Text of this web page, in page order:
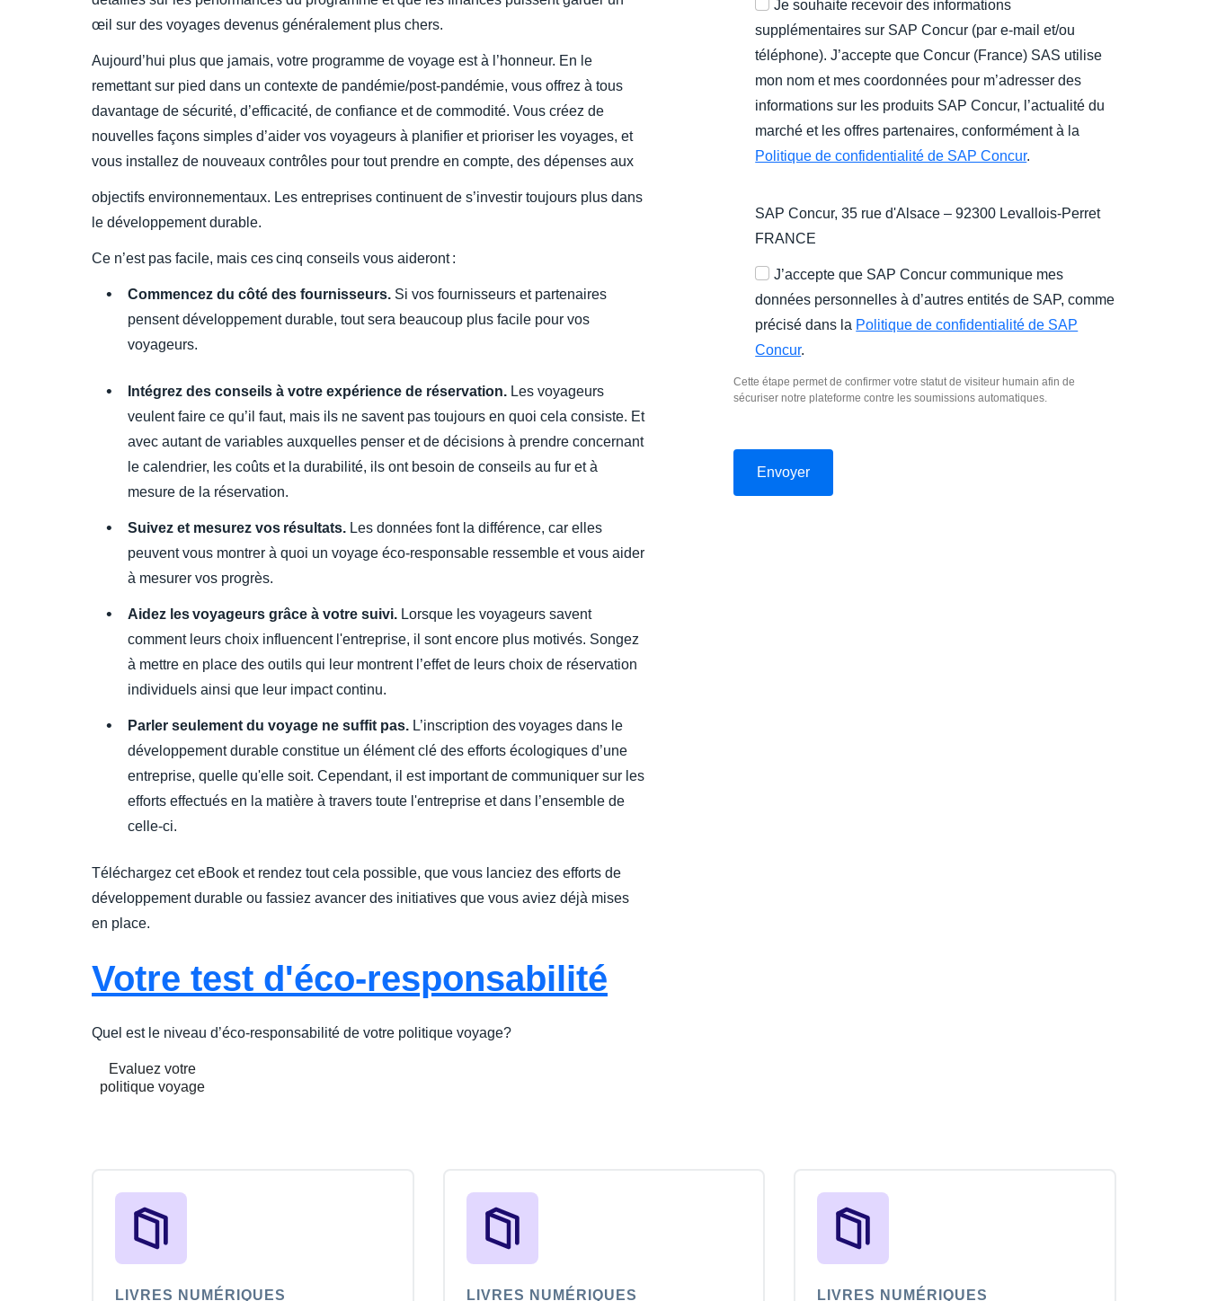
œil sur des voyages devenus généralement plus chers.
Aujourd’hui plus que jamais, votre programme de voyage est à l’honneur. En le
remettant sur pied dans un contexte de pandémie/post-pandémie, vous offrez à tous
davantage de sécurité, d’efficacité, de confiance et de commodité. Vous créez de
nouvelles façons simples d’aider vos voyageurs à planifier et prioriser les voyages, et
vous installez de nouveaux contrôles pour tout prendre en compte, des dépenses aux
objectifs environnementaux. Les entreprises continuent de s’investir toujours plus dans
le développement durable.
Ce n’est pas facile, mais ces cinq conseils vous aideront :
Commencez du côté des fournisseurs. Si vos fournisseurs et partenaires
pensent développement durable, tout sera beaucoup plus facile pour vos
voyageurs.
Intégrez des conseils à votre expérience de réservation. Les voyageurs
veulent faire ce qu’il faut, mais ils ne savent pas toujours en quoi cela consiste. Et
avec autant de variables auxquelles penser et de décisions à prendre concernant
le calendrier, les coûts et la durabilité, ils ont besoin de conseils au fur et à
mesure de la réservation.
Suivez et mesurez vos résultats. Les données font la différence, car elles
peuvent vous montrer à quoi un voyage éco-responsable ressemble et vous aider
à mesurer vos progrès.
Aidez les voyageurs grâce à votre suivi. Lorsque les voyageurs savent
comment leurs choix influencent l'entreprise, il sont encore plus motivés. Songez
à mettre en place des outils qui leur montrent l’effet de leurs choix de réservation
individuels ainsi que leur impact continu.
Parler seulement du voyage ne suffit pas. L’inscription des voyages dans le
développement durable constitue un élément clé des efforts écologiques d’une
entreprise, quelle qu'elle soit. Cependant, il est important de communiquer sur les
efforts effectués en la matière à travers toute l'entreprise et dans l’ensemble de
celle-ci.
Téléchargez cet eBook et rendez tout cela possible, que vous lanciez des efforts de
développement durable ou fassiez avancer des initiatives que vous aviez déjà mises
en place.
Votre test d'éco-responsabilité
Quel est le niveau d’éco-responsabilité de votre politique voyage?
Evaluez votre
politique voyage
Je souhaite recevoir des informations
supplémentaires sur SAP Concur (par e-mail et/ou
téléphone). J’accepte que Concur (France) SAS utilise
mon nom et mes coordonnées pour m’adresser des
informations sur les produits SAP Concur, l’actualité du
marché et les offres partenaires, conformément à la
Politique de confidentialité de SAP Concur.
SAP Concur, 35 rue d'Alsace – 92300 Levallois-Perret
FRANCE
J’accepte que SAP Concur communique mes
données personnelles à d’autres entités de SAP, comme
précisé dans la Politique de confidentialité de SAP
Concur.
Cette étape permet de confirmer votre statut de visiteur humain afin de
sécuriser notre plateforme contre les soumissions automatiques.
LIVRES NUMÉRIQUES LIVRES NUMÉRIQUES LIVRES NUMÉRIQUES